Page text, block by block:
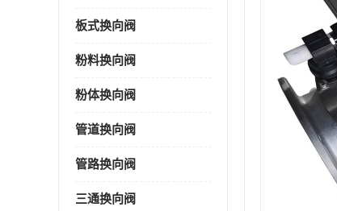
板式换向阀
粉料换向阀
粉体换向阀
管道换向阀
管路换向阀
三通换向阀